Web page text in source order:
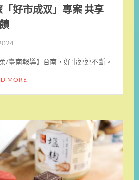
好市成双」專案 共享
/臺南報導】台南，好事連連不斷。
MORE